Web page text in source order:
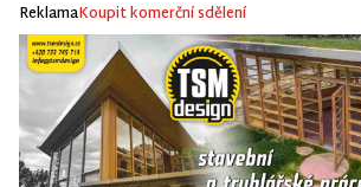
ReklamaKoupit komerční sdělení